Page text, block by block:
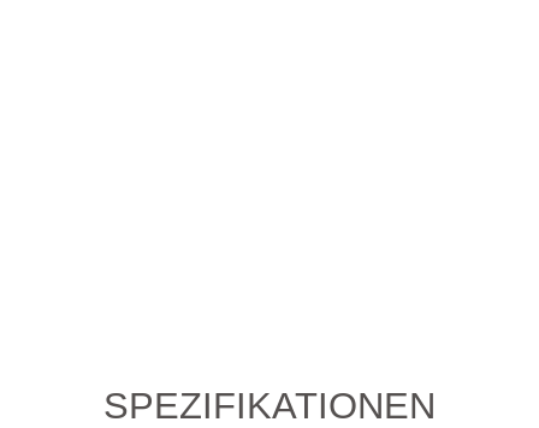
SPEZIFIKATIONEN